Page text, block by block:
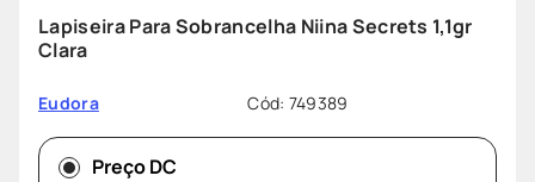
7º
lenço umedecido
10
º protetor solar
Lapiseira Para Sobrancelha Niina Secrets 1,1gr
Clara
Eudora Cód: 749389
Preço DC